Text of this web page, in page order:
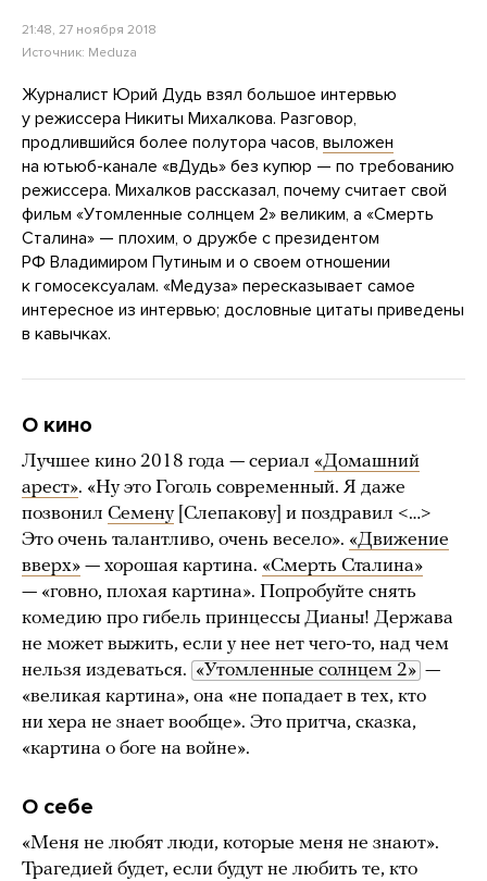
21:48, 27 ноября 2018
Источник: Meduza
Журналист Юрий Дудь взял большое интервью
у режиссера Никиты Михалкова. Разговор,
продлившийся более полутора часов, выложен
на ютьюб-канале «вДудь» без купюр — по требованию
режиссера. Михалков рассказал, почему считает свой
фильм «Утомленные солнцем 2» великим, а «Смерть
Сталина» — плохим, о дружбе с президентом
РФ Владимиром Путиным и о своем отношении
к гомосексуалам. «Медуза» пересказывает самое
интересное из интервью; дословные цитаты приведены
в кавычках.
О кино
Лучшее кино 2018 года — сериал «Домашний
арест». «Ну это Гоголь современный. Я даже
позвонил Семену[Слепакову] и поздравил <…>
Это очень талантливо, очень весело». «Движение
вверх» — хорошая картина. «Смерть Сталина»
— «говно, плохая картина». Попробуйте снять
комедию про гибель принцессы Дианы! Держава
не может выжить, если у нее нет чего-то, над чем
нельзя издеваться. «Утомленные солнцем 2» —
«великая картина», она «не попадает в тех, кто
ни хера не знает вообще». Это притча, сказка,
«картина о боге на войне».
О себе
«Меня не любят люди, которые меня не знают».
Трагедией будет, если будут не любить те, кто